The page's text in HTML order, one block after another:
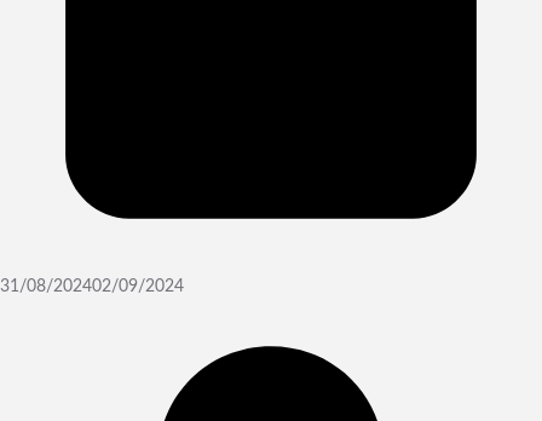
31/08/202402/09/2024